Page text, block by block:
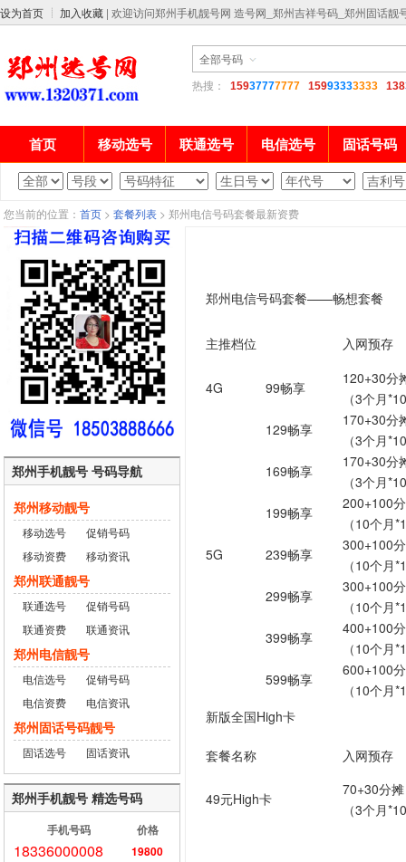
设为首页 加入收藏 | 欢迎访问郑州手机靓号网 造号网_郑州吉祥号码_郑州固话靓
热搜： 15937777777 15993333333 138
首页 移动选号 联通选号 电信选号 固话号码
您当前的位置： 首页 > 套餐列表 > 郑州电信号码套餐最新资费
郑州电信号码套餐——畅想套餐
主推档位 入网预存
4G 99畅享
120+30分
（3个月
5G
129畅享
170+30分
（3个月
169畅享
170+30分
（3个月
199畅享
200+100
（10个月
239畅享
300+100
（10个月
299畅享
300+100
（10个月
399畅享
400+100
（10个月
599畅享
600+100
（10个月
新版全国High卡
套餐名称 入网预存
49元High卡
70+30分摊
（3个月
郑州手机靓号 号码导航
郑州移动靓号
移动选号
促销号码
移动资费
移动资讯
郑州联通靓号
联通选号
促销号码
联通资费
联通资讯
郑州电信靓号
电信选号
促销号码
电信资费
电信资讯
郑州固话号码靓号
固话选号 固话资讯
郑州手机靓号 精选号码
手机号码 价格
18336000008 19800